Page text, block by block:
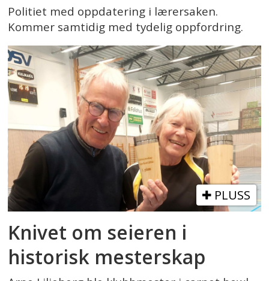
Politiet med oppdatering i lærersaken.
Kommer samtidig med tydelig oppfordring.
PLUSS
Knivet om seieren i
historisk mesterskap